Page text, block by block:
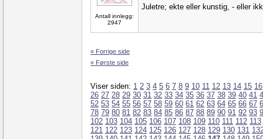
Antall innlegg:
2947
Juletre; ekte eller kunstig, - eller
« Forrige side
« Første side
Viser siden: 1 2 3 4 5 6 7 8 9 10 11 12 13 14 15 16
26 27 28 29 30 31 32 33 34 35 36 37 38 39 40 41
52 53 54 55 56 57 58 59 60 61 62 63 64 65 66 67
78 79 80 81 82 83 84 85 86 87 88 89 90 91 92 93
102 103 104 105 106 107 108 109 110 111 112 113
121 122 123 124 125 126 127 128 129 130 131